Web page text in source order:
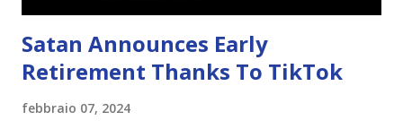
Satan Announces Early
Retirement Thanks To TikTok
febbraio 07, 2024